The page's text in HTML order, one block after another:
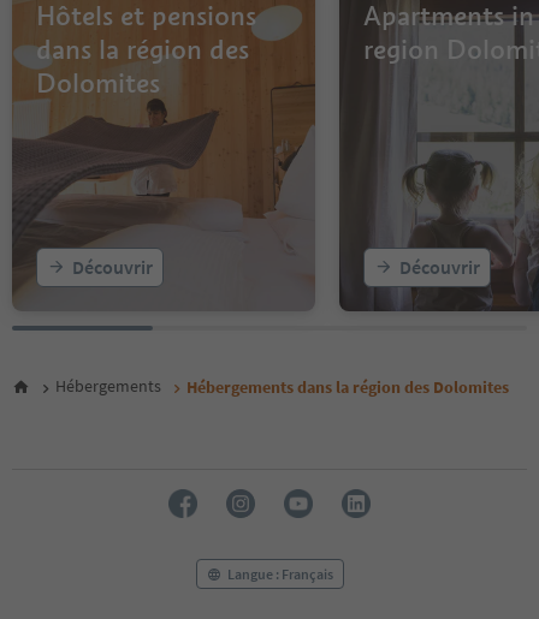
12
14
22
23
26
Hôtels et pensions
dans la région des
Dolomites
Découvrir
Apartments
region
Découvrir
Hébergements Hébergements dans la région des Dolomites
Langue : Français